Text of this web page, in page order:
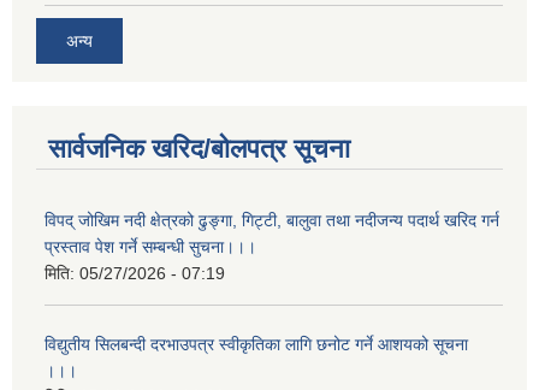
अन्य
सार्वजनिक खरिद/बोलपत्र सूचना
विपद् जोखिम नदी क्षेत्रको ढुङ्गा, गिट्टी, बालुवा तथा नदीजन्य पदार्थ खरिद गर्न
प्रस्ताव पेश गर्ने सम्बन्धी सुचना।।।
मिति: 05/27/2026 - 07:19
विद्युतीय सिलबन्दी दरभाउपत्र स्वीकृतिका लागि छनोट गर्ने आशयको सूचना
।।।